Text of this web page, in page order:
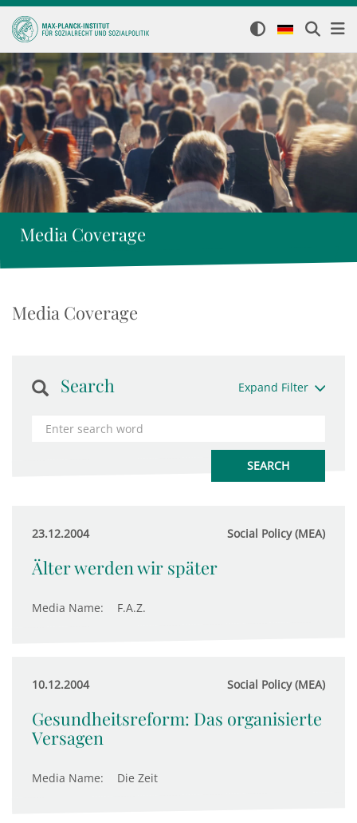
Media Coverage
Media Coverage
Search Expand Filter
23.12.2004 Social Policy (MEA)
Älter werden wir später
Media Name: F.A.Z.
10.12.2004 Social Policy (MEA)
Gesundheitsreform: Das organisierte
Versagen
Media Name: Die Zeit